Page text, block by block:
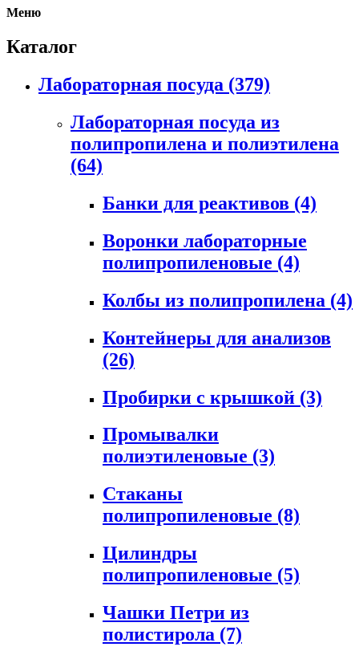
Меню
Каталог
Лабораторная посуда (379)
Лабораторная посуда из
полипропилена и полиэтилена
(64)
Банки для реактивов (4)
Воронки лабораторные
полипропиленовые (4)
Колбы из полипропилена (4)
Контейнеры для анализов
(26)
Пробирки с крышкой (3)
Промывалки
полиэтиленовые (3)
Стаканы
полипропиленовые (8)
Цилиндры
полипропиленовые (5)
Чашки Петри из
полистирола (7)